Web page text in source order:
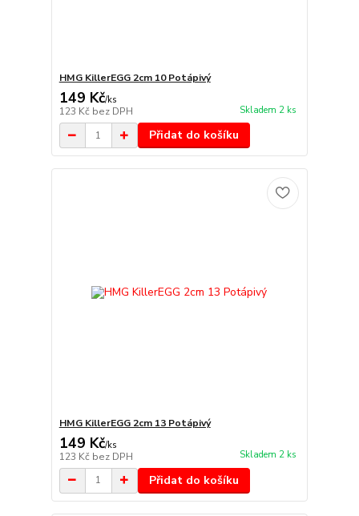
HMG KillerEGG 2cm 10 Potápivý
149 Kč/ks
123 Kč bez DPH Skladem 2 ks
Přidat do košíku
HMG KillerEGG 2cm 13 Potápivý
149 Kč/ks
123 Kč bez DPH Skladem 2 ks
Přidat do košíku